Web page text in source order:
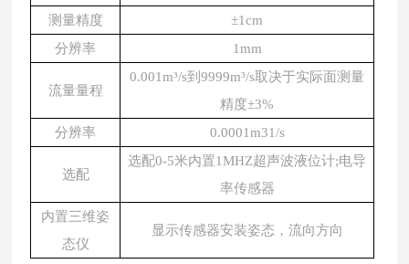
测量精度
±1cm
分辨率
1mm
流量量程
0.001m³/s到9999m³/s取决于实际面测量
精度±3%
分辨率
0.0001m31/s
选配
选配0-5米内置1MHZ超声波液位计;电导
率传感器
内置三维姿
态仪
显示传感器安装姿态，流向方向